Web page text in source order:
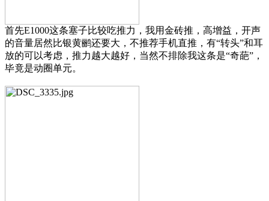
首先E1000这条塞子比较吃推力，我用金砖推，高增益，开声
的音量居然比银黄鹂还要大，不推荐手机直推，有“转头”和耳
放的可以考虑，推力越大越好，当然不排除我这条是“奇葩”，
毕竟是动圈单元。